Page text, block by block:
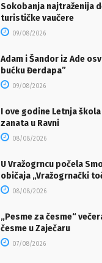
Sokobanja najtraženija
turističke vaučere
09/08/2026
Adam i Šandor iz Ade
bućku Đerdapa”
09/08/2026
I ove godine Letnja
zanata u Ravni
08/08/2026
U Vražogrncu počela
običaja „Vražogrnački
08/08/2026
„Pesme za česme“
česme u Zaječaru
07/08/2026